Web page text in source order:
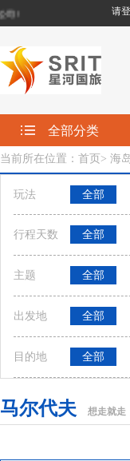
请
全部分类
当前所在位置：首页 > 海
玩法 全部
行程天数 全部
主题 全部
出发地 全部
目的地 全部
马尔代夫 想走就走